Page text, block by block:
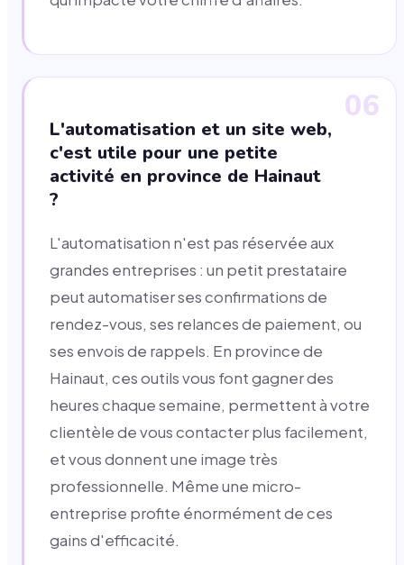
06
L'automatisation et un site web,
c'est utile pour une petite
activité en province de Hainaut
?
L'automatisation n'est pas réservée aux
grandes entreprises : un petit prestataire
peut automatiser ses confirmations de
rendez-vous, ses relances de paiement, ou
ses envois de rappels. En province de
Hainaut, ces outils vous font gagner des
heures chaque semaine, permettent à votre
clientèle de vous contacter plus facilement,
et vous donnent une image très
professionnelle. Même une micro-
entreprise profite énormément de ces
gains d'efficacité.